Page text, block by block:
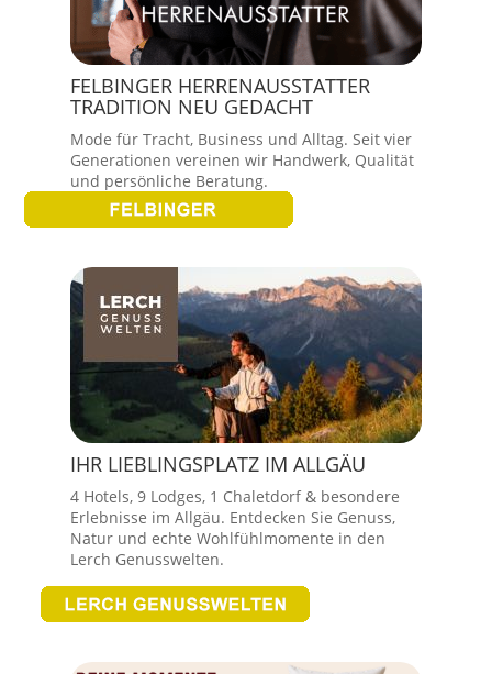
FELBINGER HERRENAUSSTATTER
TRADITION NEU GEDACHT
Mode für Tracht, Business und Alltag. Seit vier
Generationen vereinen wir Handwerk, Qualität
und persönliche Beratung.
IHR LIEBLINGSPLATZ IM ALLGÄU
4 Hotels, 9 Lodges, 1 Chaletdorf & besondere
Erlebnisse im Allgäu. Entdecken Sie Genuss,
Natur und echte Wohlfühlmomente in den
Lerch Genusswelten.